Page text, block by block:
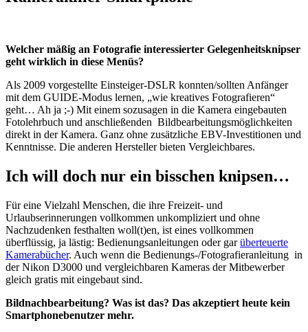
Welcher mäßig an Fotografie interessierter Gelegenheitsknipser
geht wirklich in diese Menüs?
Als 2009 vorgestellte Einsteiger-DSLR konnten/sollten Anfänger
mit dem GUIDE-Modus lernen, „wie kreatives Fotografieren“
geht… Ah ja ;-) Mit einem sozusagen in die Kamera eingebauten
Fotolehrbuch und anschließenden Bildbearbeitungsmöglichkeiten
direkt in der Kamera. Ganz ohne zusätzliche EBV-Investitionen und
Kenntnisse. Die anderen Hersteller bieten Vergleichbares.
Ich will doch nur ein bisschen knipsen…
Für eine Vielzahl Menschen, die ihre Freizeit- und
Urlaubserinnerungen vollkommen unkompliziert und ohne
Nachzudenken festhalten woll(t)en, ist eines vollkommen
überflüssig, ja lästig: Bedienungsanleitungen oder garüberteuerte
Kamerabücher. Auch wenn die Bedienungs-/Fotografieranleitung in
der Nikon D3000 und vergleichbaren Kameras der Mitbewerber
gleich gratis mit eingebaut sind.
Bildnachbearbeitung? Was ist das? Das akzeptiert heute kein
Smartphonebenutzer mehr.